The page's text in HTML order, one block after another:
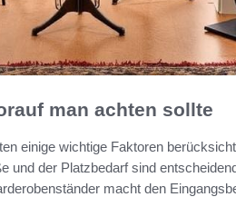
man achten sollte
einige wichtige Faktoren
und der Platzbedarf sind
macht den